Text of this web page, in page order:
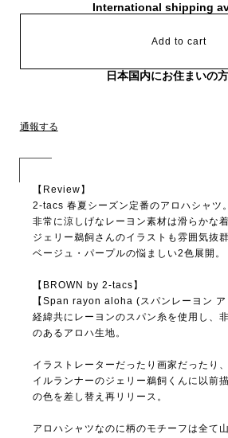
International shipping
Add to cart
日本国内にお住まいの
通報する
【Review】
2-tacs 春夏シーズン定番のアロハシャツ。
非常に涼しげなレーヨン素材は滑らかな
ジェリー鵜飼さんのイラストも雰囲気抜群
ベージュ・パープルの悩ましい2色展開。
【BROWN by 2-tacs】
【Span rayon aloha (スパンレーヨン ア
経緯共にレーヨンのスパン糸を使用し、
のあるアロハ生地。
イラストレーターだったり画家だったり
イルランナーのジェリー鵜飼くんに以前
の色を差し替え再リリース。
アロハシャツなのに柄のモチーフは全て